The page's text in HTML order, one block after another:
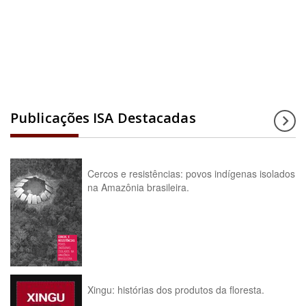
Publicações ISA Destacadas
Cercos e resistências: povos indígenas isolados
na Amazônia brasileira.
Xingu: histórias dos produtos da floresta.